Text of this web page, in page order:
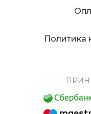
Политика